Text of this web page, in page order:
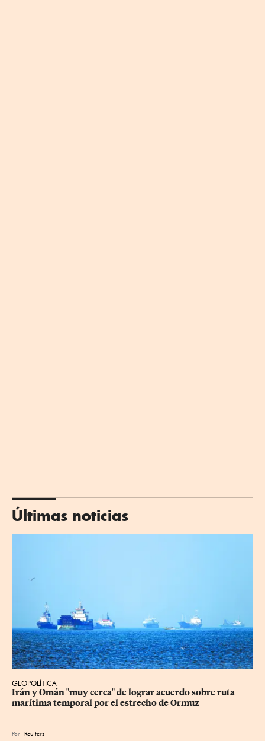
Últimas noticias
GEOPOLÍTICA
Irán y Omán "muy cerca" de lograr acuerdo sobre ruta
marítima temporal por el estrecho de Ormuz
Por Reu ters